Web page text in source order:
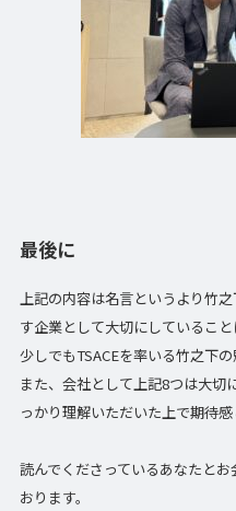
最後に
上記の内容は名言というより竹
す企業として大切にしていること
少しでもTSACEを率いる竹之下の
また、会社として上記8つは大切
っかり理解いただいた上で期待
読んでくださっているあなたと
おります。